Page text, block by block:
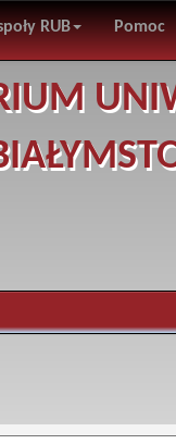
RUB Pomoc